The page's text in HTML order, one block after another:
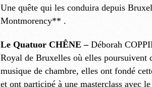
Une quête qui les conduira depuis
Montmorency** .
Le Quatuor CHÊNE – Déborah
Royal de Bruxelles où elles poursuivent
musique de chambre, elles ont fondé
et ont participé à une masterclass avec